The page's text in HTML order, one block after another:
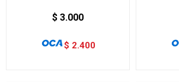
$ 3.000
$ 2.400